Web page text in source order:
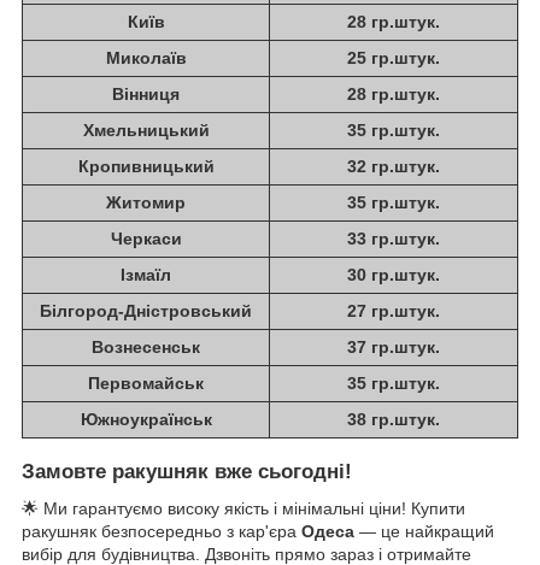
Київ
28 гр.штук.
Миколаїв
25 гр.штук.
Вінниця
28 гр.штук.
Хмельницький
35 гр.штук.
Кропивницький
32 гр.штук.
Житомир
35 гр.штук.
Черкаси
33 гр.штук.
Ізмаїл
30 гр.штук.
Білгород-Дністровський
27 гр.штук.
Вознесенськ
37 гр.штук.
Первомайськ
35 гр.штук.
Южноукраїнськ
38 гр.штук.
Замовте ракушняк вже сьогодні!
🌟 Ми гарантуємо високу якість і мінімальні ціни! Купити
ракушняк безпосередньо з кар'єра Одеса — це найкращий
вибір для будівництва. Дзвоніть прямо зараз і отримайте